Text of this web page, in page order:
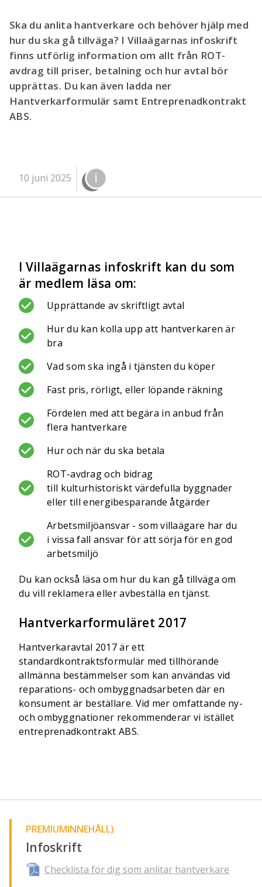
Ska du anlita hantverkare och behöver hjälp med
hur du ska gå tillväga? I Villaägarnas infoskrift
finns utförlig information om allt från ROT-
avdrag till priser, betalning och hur avtal bör
upprättas. Du kan även ladda ner
Hantverkarformulär samt Entreprenadkontrakt
ABS.
10 juni 2025
I Villaägarnas infoskrift kan du som
är medlem läsa om:
Upprättande av skriftligt avtal
Hur du kan kolla upp att hantverkaren är
bra
Vad som ska ingå i tjänsten du köper
Fast pris, rörligt, eller löpande räkning
Fördelen med att begära in anbud från
flera hantverkare
Hur och när du ska betala
ROT-avdrag och bidrag
till kulturhistoriskt värdefulla byggnader
eller till energibesparande åtgärder
Arbetsmiljöansvar - som villaägare har du
i vissa fall ansvar för att sörja för en god
arbetsmiljö
Du kan också läsa om hur du kan gå tillväga om
du vill reklamera eller avbeställa en tjänst.
Hantverkarformuläret 2017
Hantverkaravtal 2017 är ett
standardkontraktsformulär med tillhörande
allmänna bestämmelser som kan användas vid
reparations- och ombyggnadsarbeten där en
konsument är beställare. Vid mer omfattande ny-
och ombyggnationer rekommenderar vi istället
entreprenadkontrakt ABS.
PREMIUMINNEHÅLL)
Infoskrift
Checklista för dig som anlitar hantverkare